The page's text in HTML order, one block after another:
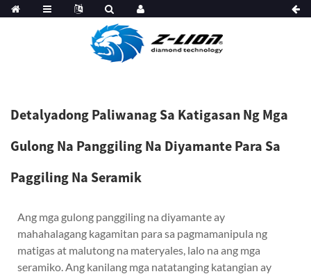
Detalyadong Paliwanag Sa Katigasan Ng Mga
Gulong Na Panggiling Na Diyamante Para Sa
Paggiling Na Seramik
Ang mga gulong panggiling na diyamante ay
mahahalagang kagamitan para sa pagmamanipula ng
matigas at malutong na materyales, lalo na ang mga
seramiko. Ang kanilang mga natatanging katangian ay